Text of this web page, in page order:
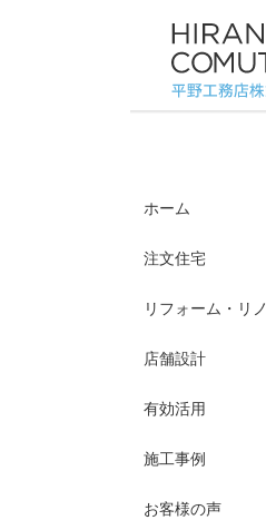
ホーム
注文住宅
リフォーム・リ
店舗設計
有効活用
施工事例
お客様の声